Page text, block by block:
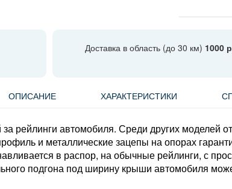
Доставка в область (до 30 км) 1000
ОПИСАНИЕ ХАРАКТЕРИСТИКИ
рейлинги автомобиля. Среди других моделей
и металлические зацепы на опорах
в распор, на обычные рейлинги, с
подгона под ширину крыши автомобиля